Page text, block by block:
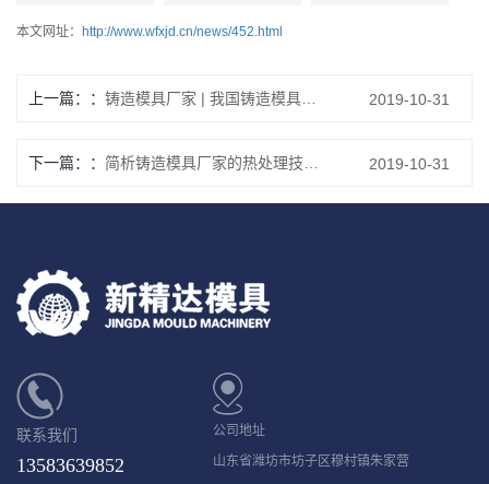
本文网址： http://www.wfxjd.cn/news/452.html
上一篇： 铸造模具厂家 | 我国铸造模具呈现新的发展特点 2019-10-31
下一篇： 简析铸造模具厂家的热处理技术和方法 2019-10-31
联系我们
13583639852
公司地址
山东省潍坊市坊子区穆村镇朱家营